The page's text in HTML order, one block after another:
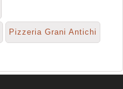
Pizzeria Grani Antichi